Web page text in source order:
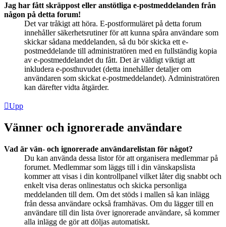
Jag har fått skräppost eller anstötliga e-postmeddelanden från
någon på detta forum!
Det var tråkigt att höra. E-postformuläret på detta forum
innehåller säkerhetsrutiner för att kunna spåra användare som
skickar sådana meddelanden, så du bör skicka ett e-
postmeddelande till administratören med en fullständig kopia
av e-postmeddelandet du fått. Det är väldigt viktigt att
inkludera e-posthuvudet (detta innehåller detaljer om
användaren som skickat e-postmeddelandet). Administratören
kan därefter vidta åtgärder.
Upp
Vänner och ignorerade användare
Vad är vän- och ignorerade användarelistan för något?
Du kan använda dessa listor för att organisera medlemmar på
forumet. Medlemmar som läggs till i din vänskapslista
kommer att visas i din kontrollpanel vilket låter dig snabbt och
enkelt visa deras onlinestatus och skicka personliga
meddelanden till dem. Om det stöds i mallen så kan inlägg
från dessa användare också framhävas. Om du lägger till en
användare till din lista över ignorerade användare, så kommer
alla inlägg de gör att döljas automatiskt.